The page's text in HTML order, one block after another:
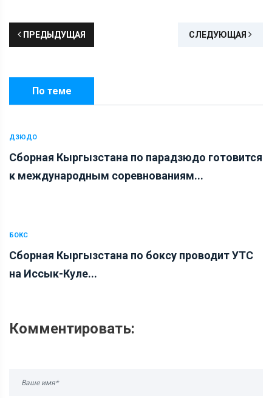
ПРЕДЫДУЩАЯ СЛЕДУЮЩАЯ
По теме
ДЗЮДО
Сборная Кыргызстана по парадзюдо готовится
к международным соревнованиям...
БОКС
Сборная Кыргызстана по боксу проводит УТС
на Иссык-Куле...
Комментировать: